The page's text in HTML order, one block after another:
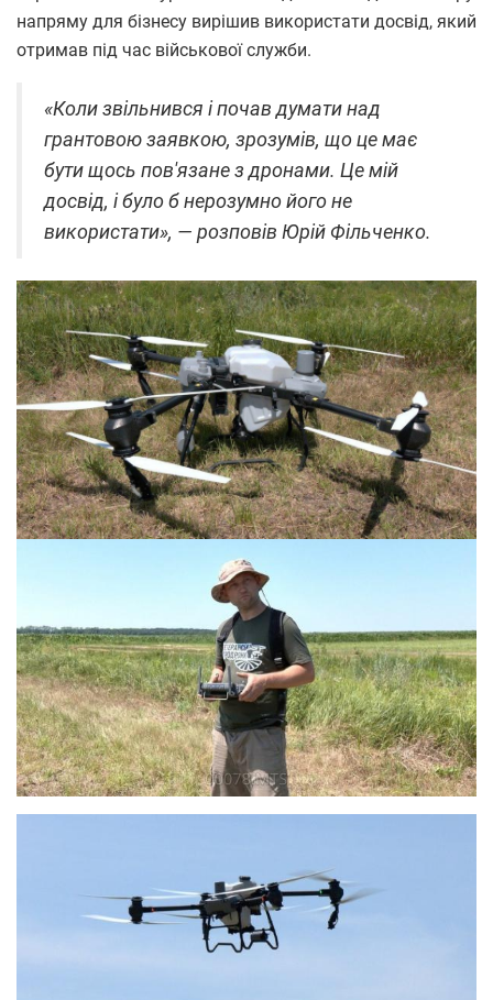
напряму для бізнесу вирішив використати досвід, який
отримав під час військової служби.
«Коли звільнився і почав думати над
грантовою заявкою, зрозумів, що це має
бути щось пов'язане з дронами. Це мій
досвід, і було б нерозумно його не
використати», — розповів Юрій Фільченко.